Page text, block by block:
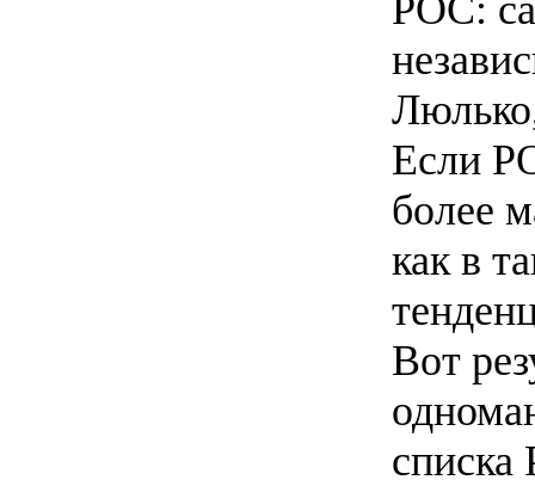
Если
более
как в
Вот